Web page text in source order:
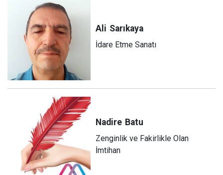
Ali Sarıkaya
İdare Etme Sanatı
Nadire Batu
Zenginlik ve Fakirlikle Olan
İmtihan